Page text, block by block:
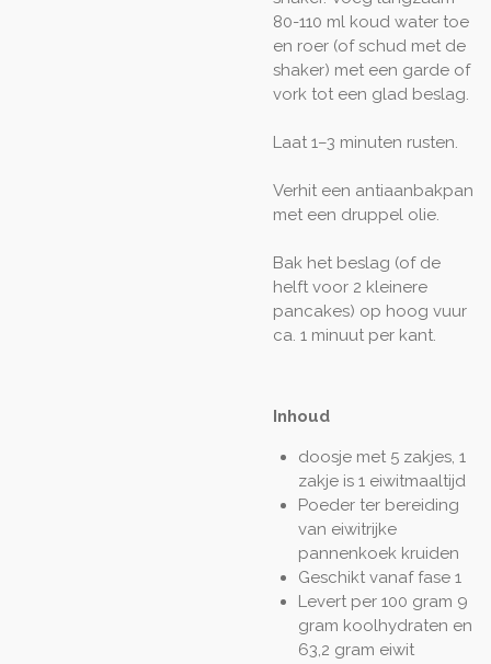
80-110 ml koud water toe
en roer (of schud met de
shaker) met een garde of
vork tot een glad beslag.
Laat 1–3 minuten rusten.
Verhit een antiaanbakpan
met een druppel olie.
Bak het beslag (of de
helft voor 2 kleinere
pancakes) op hoog vuur
ca. 1 minuut per kant.
Inhoud
doosje met 5 zakjes, 1
zakje is 1 eiwitmaaltijd
Poeder ter bereiding
van eiwitrijke
pannenkoek kruiden
Geschikt vanaf fase 1
Levert per 100 gram 9
gram koolhydraten en
63,2 gram eiwit